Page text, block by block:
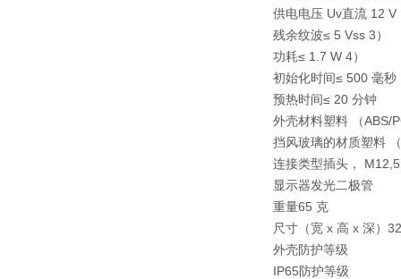
供电电压 Uv直流 12
残余纹波≤ 5 Vss 3）
功耗≤ 1.7 W 4）
初始化时间≤ 500 毫秒
预热时间≤ 20 分钟
外壳材料塑料 （ABS/
挡风玻璃的材质塑料
连接类型插头，
显示器发光二极管
重量65 克
尺寸（宽 x 高 x 深）
外壳防护等级
IP65防护等级